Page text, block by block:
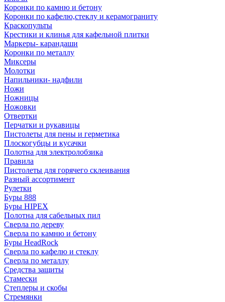
Коронки по камню и бетону
Коронки по кафелю,стеклу и керамограниту
Краскопульты
Крестики и клинья для кафельной плитки
Маркеры- карандаши
Коронки по металлу
Миксеры
Молотки
Напильники- надфили
Ножи
Ножницы
Ножовки
Отвертки
Перчатки и рукавицы
Пистолеты для пены и герметика
Плоскогубцы и кусачки
Полотна для электролобзика
Правила
Пистолеты для горячего склеивания
Разный ассортимент
Рулетки
Буры 888
Буры HIPEX
Полотна для сабельных пил
Сверла по дереву
Сверла по камню и бетону
Буры HeadRock
Сверла по кафелю и стеклу
Сверла по металлу
Средства защиты
Стамески
Степлеры и скобы
Стремянки